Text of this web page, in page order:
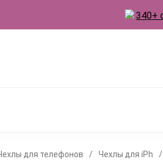
340+
для телефонов / Чехлы для iPh /